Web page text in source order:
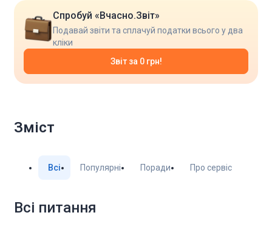
Зміст
Всі Популярні Поради Про сервіс
Спробуй «Вчасно.Звіт»
Подавай звіти та сплачуй податки всього у два
кліки
Звіт за 0 грн!
Всі питання